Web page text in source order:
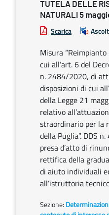
TUTELA DELLE
NATURALI 5
Scarica
Misura
cui all’art. 6 del
n. 2484/2020, di
disposizioni di cui
della Legge 21
relativo
straordinario per la
della Puglia”. DDS
presa d’atto di
rettifica della
di aiuto individuali
all’istruttoria
Sezione: